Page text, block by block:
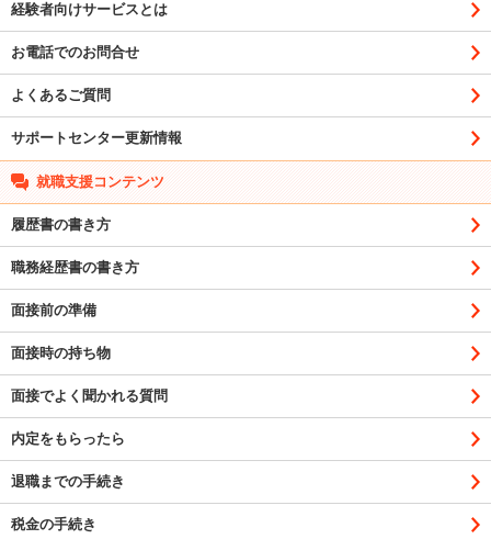
経験者向けサービスとは
お電話でのお問合せ
よくあるご質問
サポートセンター更新情報
就職支援コンテンツ
履歴書の書き方
職務経歴書の書き方
面接前の準備
面接時の持ち物
面接でよく聞かれる質問
内定をもらったら
退職までの手続き
税金の手続き